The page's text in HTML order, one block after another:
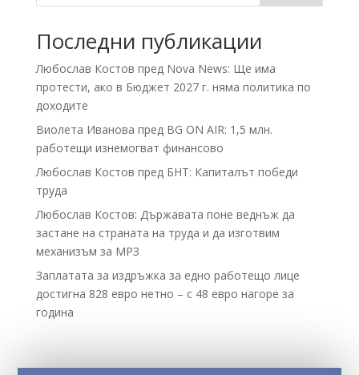
Последни публикации
Любослав Костов пред Nova News: Ще има
протести, ако в Бюджет 2027 г. няма политика по
доходите
Виолета Иванова пред BG ON AIR: 1,5 млн.
работещи изнемогват финансово
Любослав Костов пред БНТ: Капиталът победи
труда
Любослав Костов: Държавата поне веднъж да
застане на страната на труда и да изготвим
механизъм за МРЗ
Заплатата за издръжка за едно работещо лице
достигна 828 евро нетно – с 48 евро нагоре за
година